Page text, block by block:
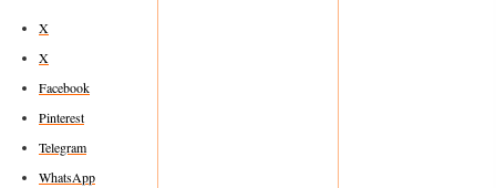
X
X
Facebook
Pinterest
Telegram
WhatsApp